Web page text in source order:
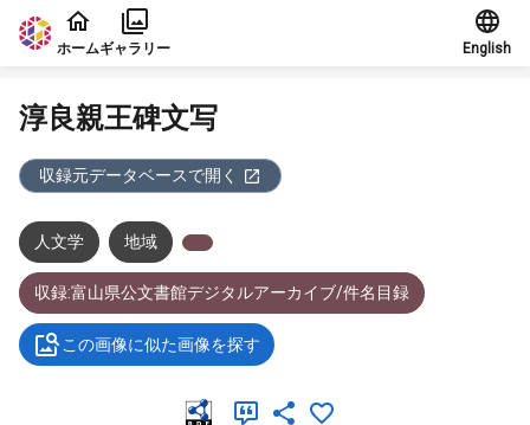
本文に飛ぶ
ホームギャラリー English
淳良親王碑文写
収録元データベースで開く
人文学 地域
収録:富山県公文書館デジタルアーカイブ/件名目録
この画像に似た画像を探す